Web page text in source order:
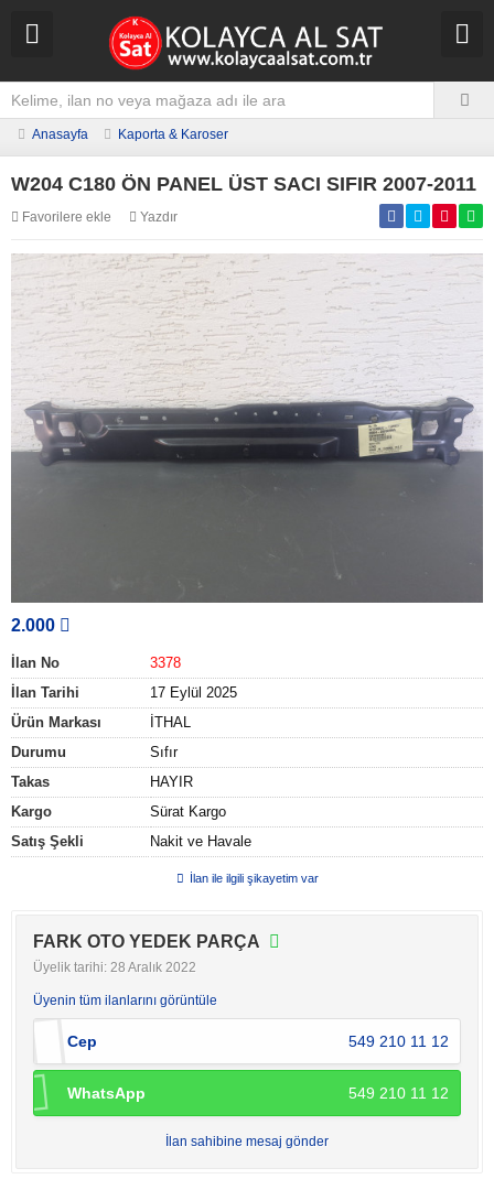
Anasayfa Kaporta & Karoser
W204 C180 ÖN PANEL ÜST SACI SIFIR 2007-2011
Favorilere ekle Yazdır
2.000
İlan No
3378
İlan Tarihi
17 Eylül 2025
Ürün Markası
İTHAL
Durumu
Sıfır
Takas
HAYIR
Kargo
Sürat Kargo
Satış Şekli
Nakit ve Havale
İlan ile ilgili şikayetim var
FARK OTO YEDEK PARÇA
Üyelik tarihi: 28 Aralık 2022
Üyenin tüm ilanlarını görüntüle
Cep 549 210 11 12
WhatsApp 549 210 11 12
İlan sahibine mesaj gönder